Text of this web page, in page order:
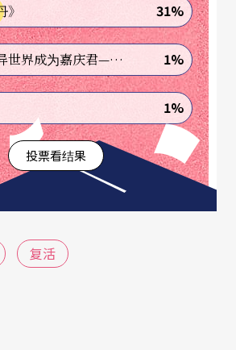
归国，虽在台湾乐迷间尚未有名
属于德国正统的巴赫！下半场由
纳，获得首届国际萧提指挥大赛
世界获各方佳评，究竟这次会让
布鲁克纳呢？
的灵魂了呢？抛开过去的音乐经
进入音乐厅，你就会发现，音乐
》 31%
《转生到异世界成为嘉庆君—发现我的祖先是诈骗集团!?》 1%
1%
投票看结果
复活